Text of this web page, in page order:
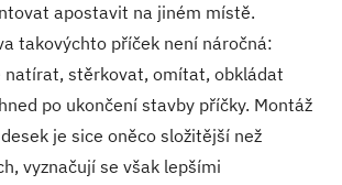
apostavit na jiném místě.
takovýchto příček není náročná:
natírat, stěrkovat, omítat, obkládat
po ukončení stavby příčky. Montáž
je sice oněco složitější než
vyznačují se však lepšími